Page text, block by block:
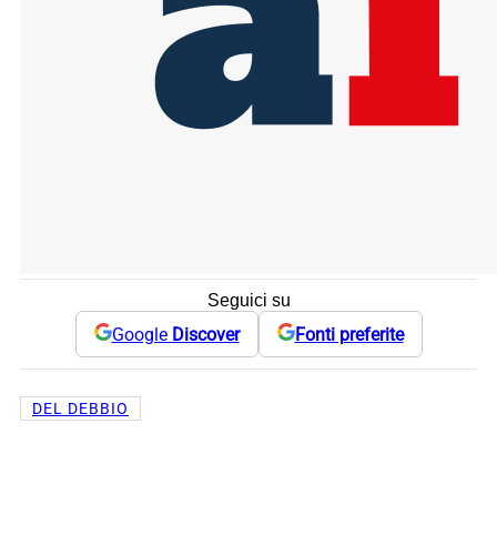
Seguici su
Google Discover Fonti preferite
DEL DEBBIO